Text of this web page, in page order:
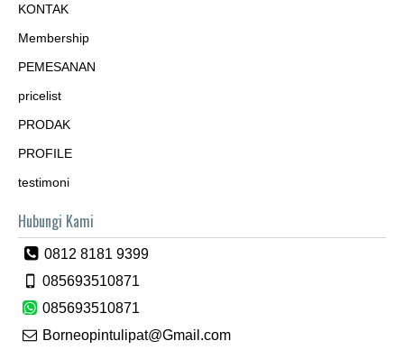
KONTAK
Membership
PEMESANAN
pricelist
PRODAK
PROFILE
testimoni
Hubungi Kami
0812 8181 9399
085693510871
085693510871
Borneopintulipat@Gmail.com